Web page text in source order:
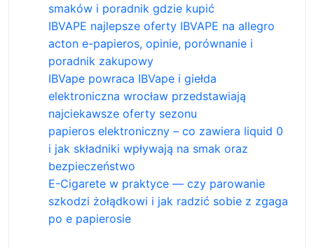
smaków i poradnik gdzie kupić
IBVAPE najlepsze oferty IBVAPE na allegro
acton e-papieros, opinie, porównanie i
poradnik zakupowy
IBVape powraca IBVape i giełda
elektroniczna wrocław przedstawiają
najciekawsze oferty sezonu
papieros elektroniczny – co zawiera liquid 0
i jak składniki wpływają na smak oraz
bezpieczeństwo
E-Cigarete w praktyce — czy parowanie
szkodzi żołądkowi i jak radzić sobie z zgaga
po e papierosie